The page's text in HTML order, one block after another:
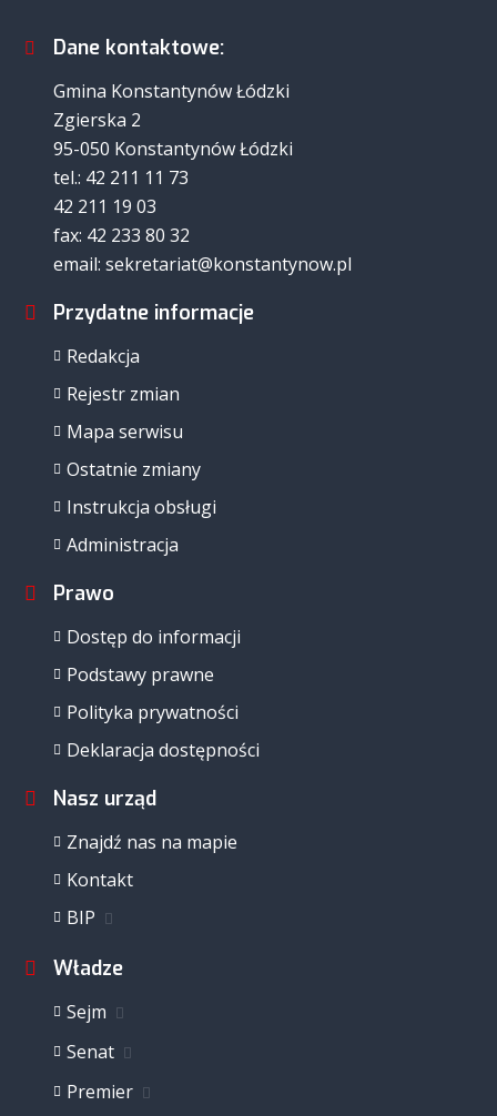
Dane kontaktowe:
Gmina Konstantynów Łódzki
Zgierska 2
95-050 Konstantynów Łódzki
tel.: 42 211 11 73
42 211 19 03
fax: 42 233 80 32
email: sekretariat@konstantynow.pl
Przydatne informacje
Redakcja
Rejestr zmian
Mapa serwisu
Ostatnie zmiany
Instrukcja obsługi
Administracja
Prawo
Dostęp do informacji
Podstawy prawne
Polityka prywatności
Deklaracja dostępności
Nasz urząd
Znajdź nas na mapie
Kontakt
BIP
Władze
Sejm
Senat
Premier